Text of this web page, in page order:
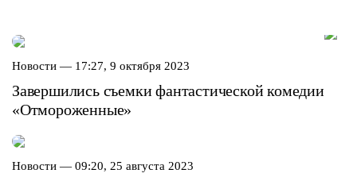
Новости — 17:27, 9 октября 2023
Завершились съемки фантастической комедии
«Отмороженные»
Новости — 09:20, 25 августа 2023